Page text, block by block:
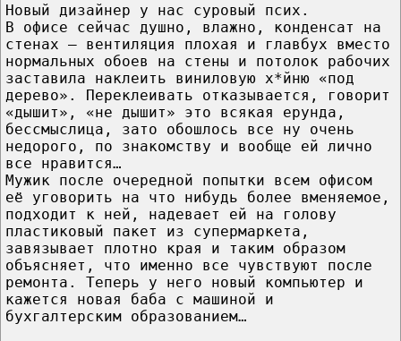
Новый дизайнер у нас суровый псих.
В офисе сейчас душно, влажно, конденсат на
стенах – вентиляция плохая и главбух вместо
нормальных обоев на стены и потолок рабочих
заставила наклеить виниловую х*йню «под
дерево». Переклеивать отказывается, говорит
«дышит», «не дышит» это всякая ерунда,
бессмыслица, зато обошлось все ну очень
недорого, по знакомству и вообще ей лично
все нравится…
Мужик после очередной попытки всем офисом
её уговорить на что нибудь более вменяемое,
подходит к ней, надевает ей на голову
пластиковый пакет из супермаркета,
завязывает плотно края и таким образом
объясняет, что именно все чувствуют после
ремонта. Теперь у него новый компьютер и
кажется новая баба с машиной и
бухгалтерским образованием…